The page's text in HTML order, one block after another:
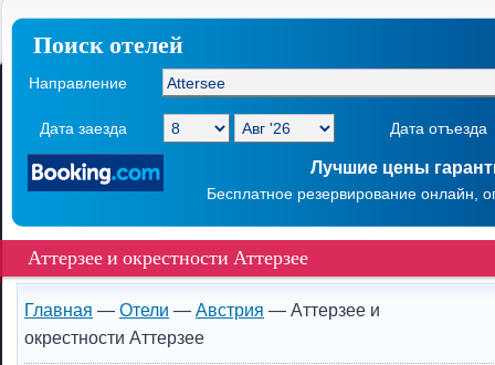
Поиск отелей
Направление
Дата заезда Дата отъезда
Лучшие цены
Бесплатное резервирование онлайн,
Аттерзее и окрестности Аттерзее
Главная — Отели — Австрия — Аттерзее и
окрестности Аттерзее